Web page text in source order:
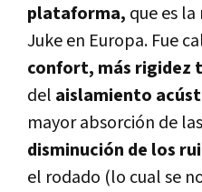
plataforma, que es
Juke en Europa. Fue
confort, más rigidez
del aislamiento
mayor absorción de
disminución de los
el rodado (lo cual se